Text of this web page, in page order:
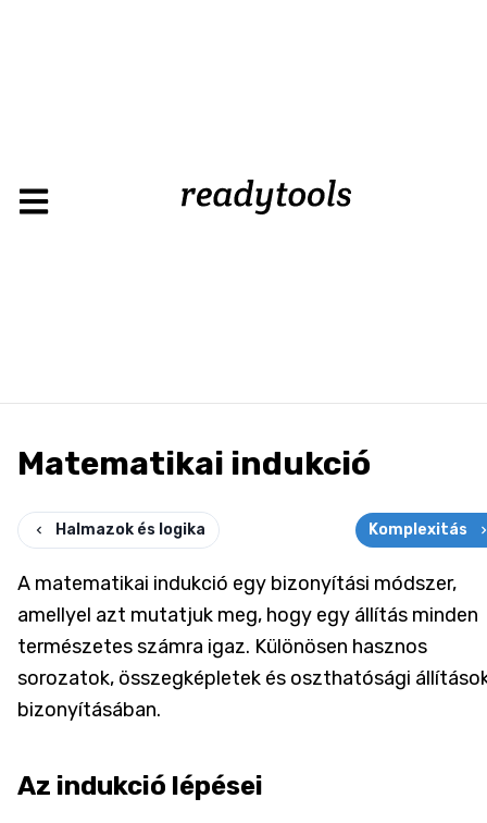
Matematikai indukció
Halmazok és logika Komplexitás
A matematikai indukció egy bizonyítási módszer,
amellyel azt mutatjuk meg, hogy egy állítás minden
természetes számra igaz. Különösen hasznos
sorozatok, összegképletek és oszthatósági
bizonyításában.
Az indukció lépései